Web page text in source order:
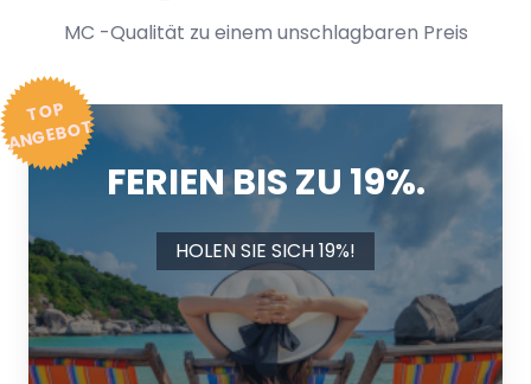
MC -Qualität zu einem unschlagbaren Preis
T
OP
A
N
GE
B
O
T
FERIEN BIS ZU 19%.
HOLEN SIE SICH 19%!